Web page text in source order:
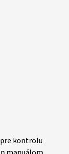
kontrolu
manuálom